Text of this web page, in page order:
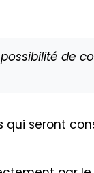
de
seront